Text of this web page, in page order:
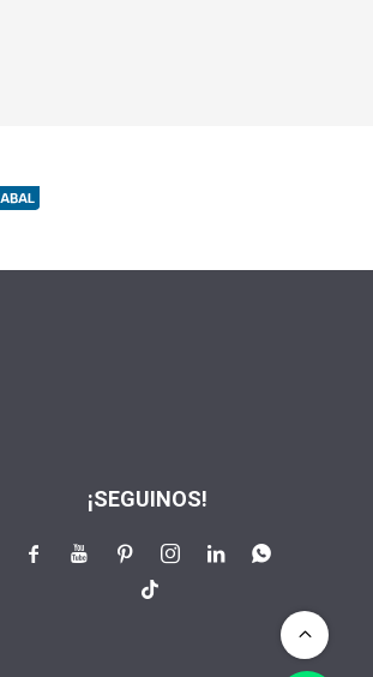
¡SEGUINOS!
    

